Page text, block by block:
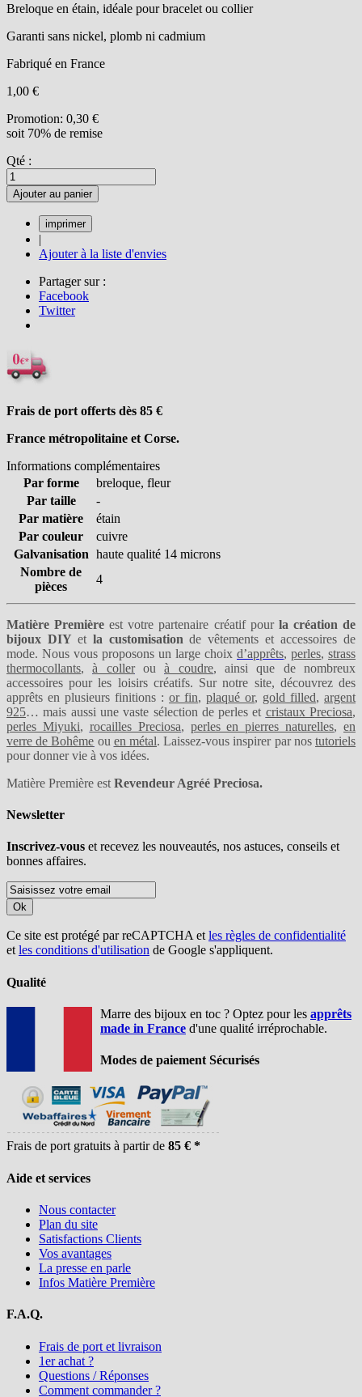
Breloque en étain, idéale pour bracelet ou collier
Garanti sans nickel, plomb ni cadmium
Fabriqué en France
1,00 €
Promotion: 0,30 €
soit 70% de remise
Qté :
Ajouter au panier
|
Ajouter à la liste d'envies
Partager sur :
Facebook
Twitter
Frais de port offerts dès 85 €
France métropolitaine et Corse.
Informations complémentaires
Par forme
breloque, fleur
Par taille
-
Par matière
étain
Par couleur
cuivre
Galvanisation haute qualité 14 microns
Nombre de
pièces
4
Matière Première est votre partenaire créatif pourla création de
bijoux DIY etla customisation de vêtements et accessoires de
mode. Nous vous proposons un large choix d’apprêts, perles, strass
thermocollants,à collerouà coudre, ainsi que de nombreux
accessoires pour les loisirs créatifs. Sur notre site, découvrez des
apprêts en plusieurs finitions : or fin, plaqué or, gold filled, argent
925… mais aussi une vaste sélection de perles et cristaux Preciosa,
perles Miyuki, rocailles Preciosa, perles en pierres naturelles, en
verre de Bohême ou en métal. Laissez-vous inspirer par nostutoriels
pour donner vie à vos idées.
Matière Première est Revendeur Agréé Preciosa.
Newsletter
Inscrivez-vous et recevez les nouveautés, nos astuces, conseils et
bonnes affaires.
Ok
Ce site est protégé par reCAPTCHA etles règles de confidentialité
etles conditions d'utilisation de Google s'appliquent.
Qualité
Marre des bijoux en toc ? Optez pour les apprêts
made in France d'une qualité irréprochable.
Modes de paiement Sécurisés
Frais de port gratuits à partir de 85 € *
Aide et services
Nous contacter
Plan du site
Satisfactions Clients
Vos avantages
La presse en parle
Infos Matière Première
F.A.Q.
Frais de port et livraison
1er achat ?
Questions / Réponses
Comment commander ?